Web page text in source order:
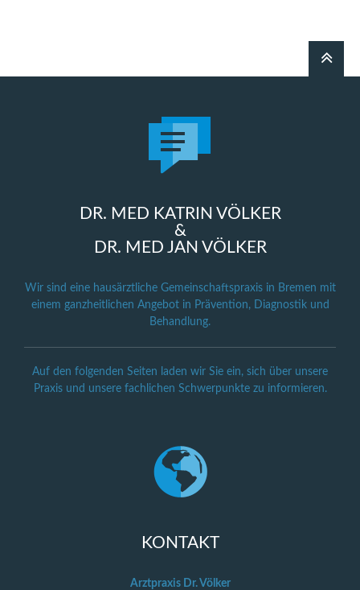
DR. MED KATRIN VÖLKER
&
DR. MED JAN VÖLKER
Wir sind eine hausärztliche Gemeinschaftspraxis in Bremen mit
einem ganzheitlichen Angebot in Prävention, Diagnostik und
Behandlung.
Auf den folgenden Seiten laden wir Sie ein, sich über unsere
Praxis und unsere fachlichen Schwerpunkte zu informieren.
KONTAKT
Arztpraxis Dr. Völker